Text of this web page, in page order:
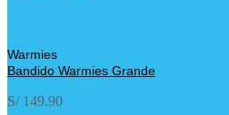
Warmies
Bandido Warmies Grande
S/149.90